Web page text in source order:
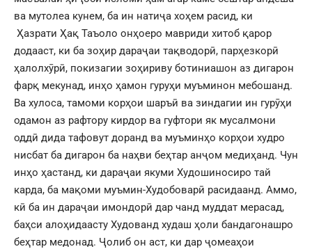
ва мутолеа кунем, ба ин натиҷа хоҳем расид, ки
Ҳазрати Ҳақ Таъоло онҳоеро мавриди хитоб қарор
додааст, ки ба зоҳир дараҷаи тақводорӣ, парҳезкорӣ
ҳалолхӯрӣ, покизагии зоҳириву ботиниашон аз дигарон
фарқ мекунад, инҳо ҳамон гуруҳи муъминон мебошанд.
Ва хулоса, тамоми корҳои шаръӣ ва зиндагии ин гурӯҳи
одамон аз рафтору кирдор ва гуфтори як мусалмони
оддӣ дида тафовут доранд ва муъминҳо корҳои худро
нисбат ба дигарон ба наҳви беҳтар анҷом медиҳанд. Чун
инҳо ҳастанд, ки дараҷаи якуми Худошиносиро тай
карда, ба мақоми муъмин-Худобоварӣ расидаанд. Аммо,
кӣ ба ин дараҷаи имондорӣ дар чанд муддат мерасад,
баҳси алоҳидаасту Худованд худаш ҳоли бандагонашро
беҳтар медонад. Ҷолиб он аст, ки дар ҷомеаҳои